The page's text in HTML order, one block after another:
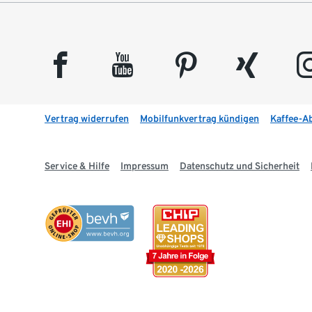
facebook youtube pinterest xing
Vertrag widerrufen Mobilfunkvertrag kündigen Kaffee-
Service & Hilfe Impressum Datenschutz und Sicherheit